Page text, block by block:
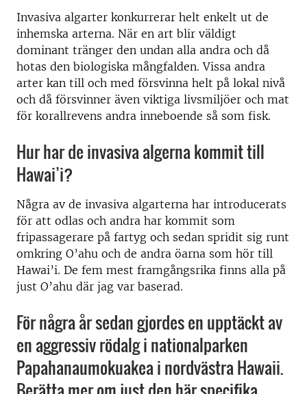
Invasiva algarter konkurrerar helt enkelt ut de
inhemska arterna. När en art blir väldigt
dominant tränger den undan alla andra och då
hotas den biologiska mångfalden. Vissa andra
arter kan till och med försvinna helt på lokal nivå
och då försvinner även viktiga livsmiljöer och mat
för korallrevens andra inneboende så som fisk.
Hur har de invasiva algerna kommit till
Hawai’i?
Några av de invasiva algarterna har introducerats
för att odlas och andra har kommit som
fripassagerare på fartyg och sedan spridit sig runt
omkring O’ahu och de andra öarna som hör till
Hawai’i. De fem mest framgångsrika finns alla på
just O’ahu där jag var baserad.
För några år sedan gjordes en upptäckt av
en aggressiv rödalg i nationalparken
Papahanaumokuakea i nordvästra Hawaii.